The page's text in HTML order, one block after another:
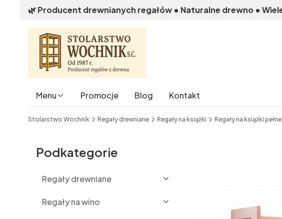
🌿 Producent drewnianych regałów • Naturalne drewno •
Menu Promocje Blog
Kontakt
Stolarstwo Wochnik Regały drewniane Regały na książki Regały na książki pełne
Podkategorie
Regały drewniane
Regały na wino